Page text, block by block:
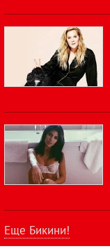
Еще Бикини!